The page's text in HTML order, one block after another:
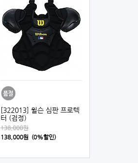
[322013] 윌슨 심판 프로텍
터 (검정)
138,000원
138,000원 (0%할인)